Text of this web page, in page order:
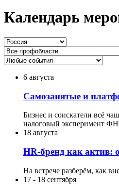
Календарь
6 августа
Самозанятые и
Бизнес и соискатели всё
налоговый эксперимент
18 августа
HR-бренд как актив:
На встрече разберём, как
17 - 18 сентября